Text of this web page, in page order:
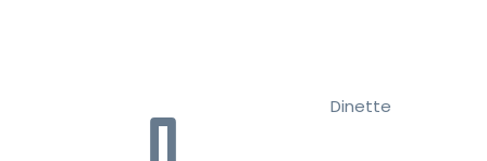
Dinette